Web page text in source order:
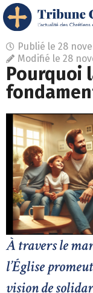
Publié le 28
Modifié le 28
Pourquoi
À travers le
l’Église
vision de